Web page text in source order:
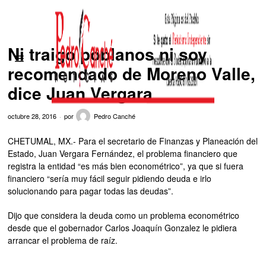
Ni traigo poblanos ni soy
recomendado de Moreno Valle,
dice Juan Vergara
octubre 28, 2016 por Pedro Canché
CHETUMAL, MX.- Para el secretario de Finanzas y Planeación del
Estado, Juan Vergara Fernández, el problema financiero que
registra la entidad “es más bien econométrico”, ya que si fuera
financiero “sería muy fácil seguir pidiendo deuda e irlo
solucionando para pagar todas las deudas”.
Dijo que considera la deuda como un problema econométrico
desde que el gobernador Carlos Joaquín Gonzalez le pidiera
arrancar el problema de raíz.